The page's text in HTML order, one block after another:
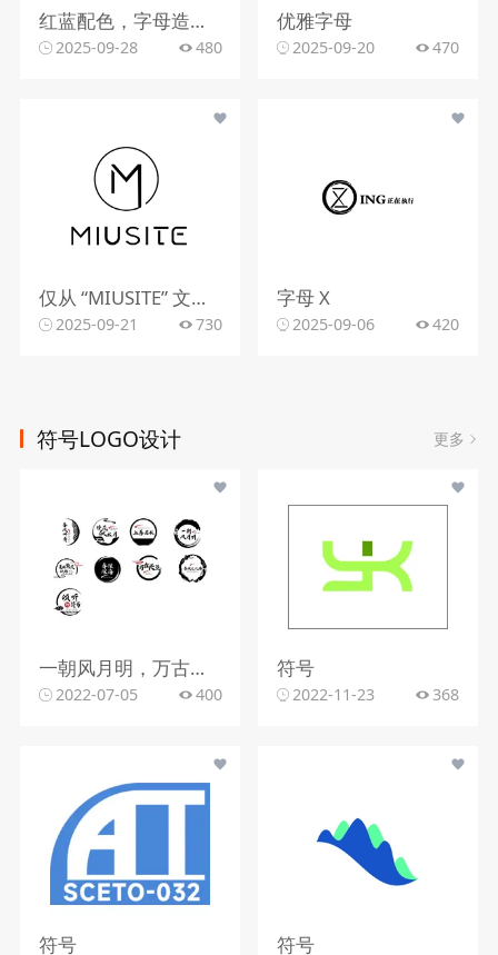
红蓝配色，字母造型，文字组合
2025-09-28 480
优雅字母
2025-09-20 470
仅从 “MIUSITE” 文字和字母 “M” 的图形标识，难以精准判断行业。
2025-09-21 730
字母 X
2025-09-06 420
符号LOGO设计 更多
一朝风月明，万古长箜，上善若水，镜花似水月，春风邮寄，夏日繁花似锦，春深深海 ，倾听的符号，春風之化雨
2022-07-05 400
符号
2022-11-23 368
符号 符号